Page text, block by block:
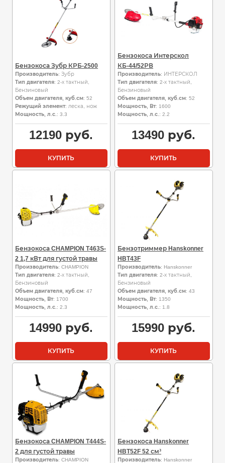
Бензокоса Зубр КРБ-2500
Производитель: Зубр
Тип двигателя: 2-х тактный,
Бензиновый
Объем двигателя, куб.см: 52
Режущий элемент: леска, нож
Мощность, л.с.: 3.3
12190 руб.
КУПИТЬ
Бензокоса Интерскол
КБ-44/52РВ
Производитель: ИНТЕРСКОЛ
Тип двигателя: 2-х тактный,
Бензиновый
Объем двигателя, куб.см: 52
Мощность, Вт: 1600
Мощность, л.с.: 2.2
13490 руб.
КУПИТЬ
Бензокоса CHAMPION T463S-
2 1,7 кВт для густой травы
Производитель: CHAMPION
Тип двигателя: 2-х тактный,
Бензиновый
Объем двигателя, куб.см: 47
Мощность, Вт: 1700
Мощность, л.с.: 2.3
14990 руб.
КУПИТЬ
Бензотриммер Hanskonner
HBT43F
Производитель: Hanskonner
Тип двигателя: 2-х тактный,
Бензиновый
Объем двигателя, куб.см: 43
Мощность, Вт: 1350
Мощность, л.с.: 1.8
15990 руб.
КУПИТЬ
Бензокоса CHAMPION Т444S-
2 для густой травы
Производитель: CHAMPION
Бензокоса Hanskonner
HBT52F 52 см³
Производитель: Hanskonner